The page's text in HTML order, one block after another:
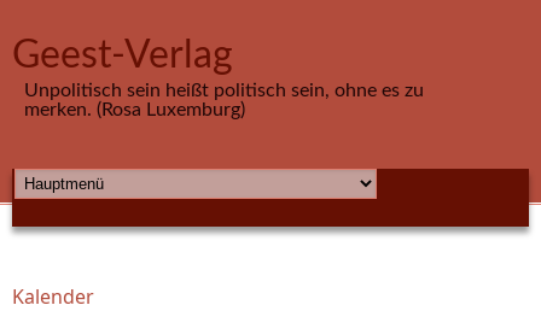
Geest-Verlag
Unpolitisch sein heißt politisch sein, ohne es zu
merken. (Rosa Luxemburg)
HAUPTMENÜ
Sie sind hier
Kalender